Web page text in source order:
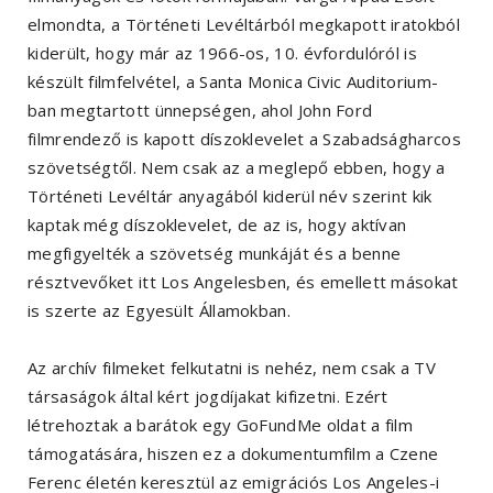
elmondta, a Történeti Levéltárból megkapott iratokból
kiderült, hogy már az 1966-os, 10. évfordulóról is
készült filmfelvétel, a Santa Monica Civic Auditorium-
ban megtartott ünnepségen, ahol John Ford
filmrendező is kapott díszoklevelet a Szabadságharcos
szövetségtől. Nem csak az a meglepő ebben, hogy a
Történeti Levéltár anyagából kiderül név szerint kik
kaptak még díszoklevelet, de az is, hogy aktívan
megfigyelték a szövetség munkáját és a benne
résztvevőket itt Los Angelesben, és emellett másokat
is szerte az Egyesült Államokban.
Az archív filmeket felkutatni is nehéz, nem csak a TV
társaságok által kért jogdíjakat kifizetni. Ezért
létrehoztak a barátok egy GoFundMe oldat a film
támogatására, hiszen ez a dokumentumfilm a Czene
Ferenc életén keresztül az emigrációs Los Angeles-i